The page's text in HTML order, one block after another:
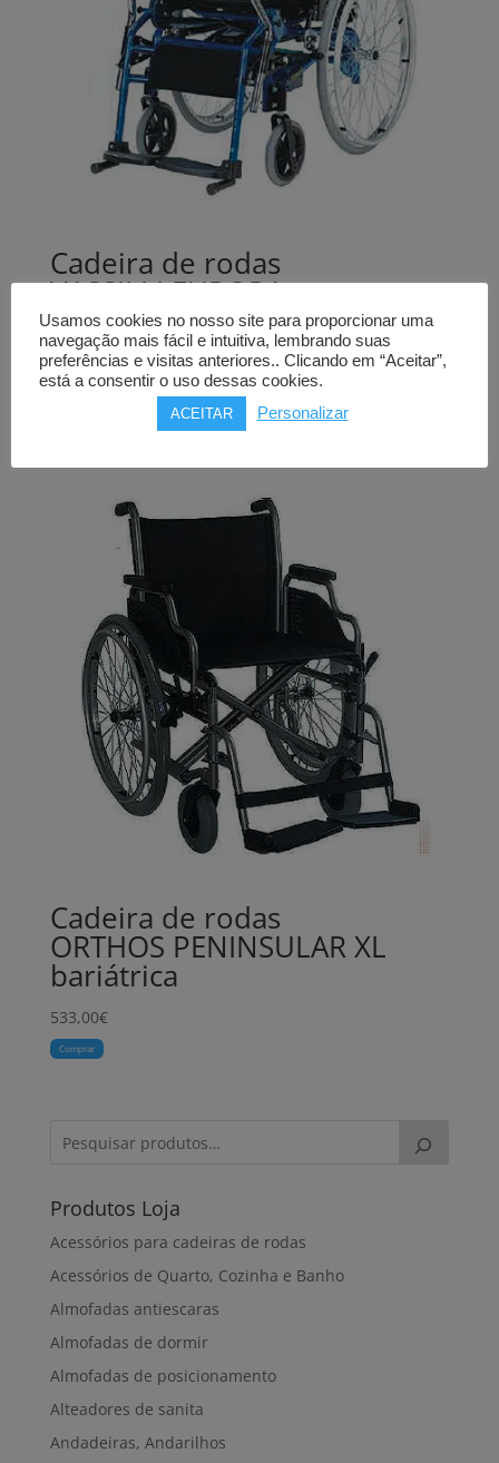
Cadeira de rodas
VASSILLI EUROPA
tração manual, verticalização
elétrica
3.309,00€
Cadeira de rodas
ORTHOS PENINSULAR XL
bariátrica
533,00€
Comprar
Produtos Loja
Acessórios para cadeiras de rodas
Acessórios de Quarto, Cozinha e Banho
Almofadas antiescaras
Almofadas de dormir
Almofadas de posicionamento
Alteadores de sanita
Andadeiras, Andarilhos
Usamos cookies no nosso site para proporcionar uma
navegação mais fácil e intuitiva, lembrando suas
preferências e visitas anteriores.. Clicando em “Aceitar”,
está a consentir o uso dessas cookies.
ACEITAR Personalizar